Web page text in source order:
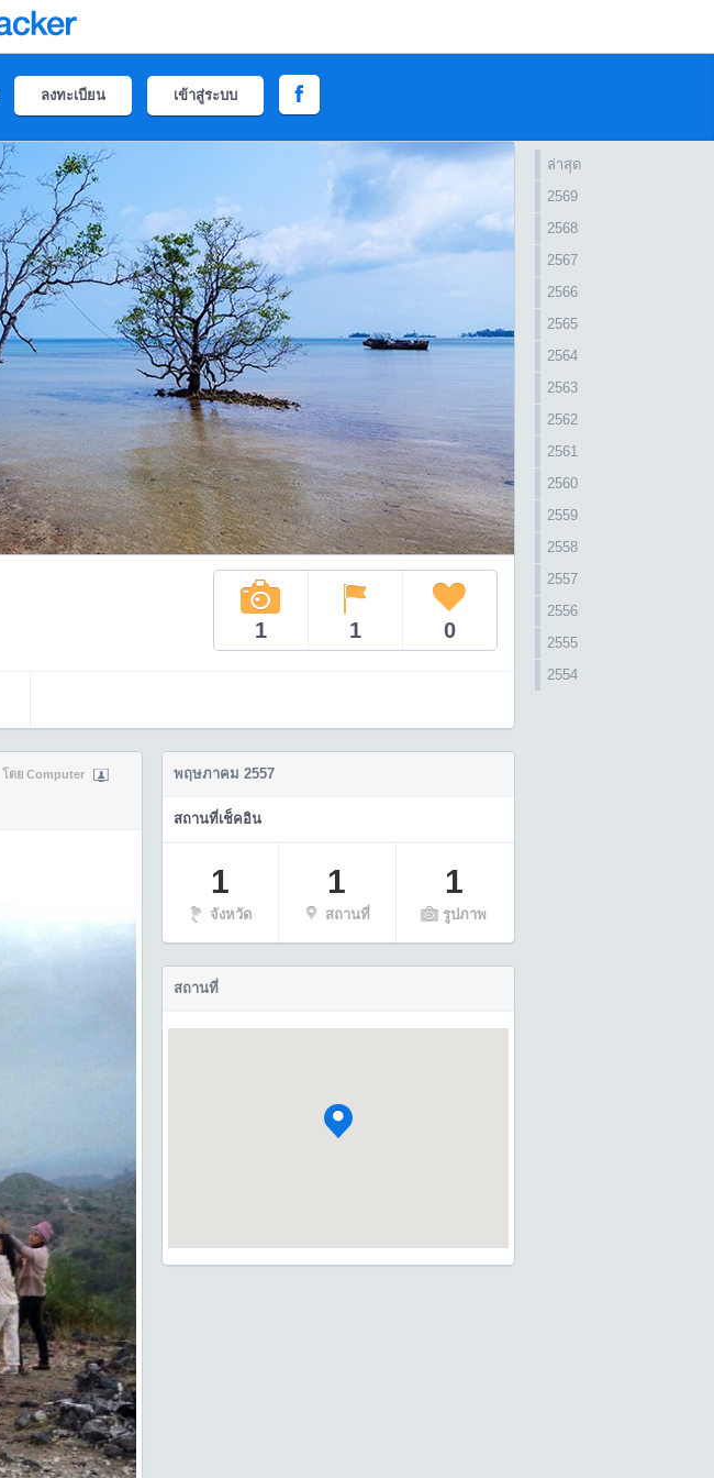
ลงทะเบียน เข้าสู่ระบบ
ล่าสุด
2569
2568
2567
2566
2565
2564
2563
2562
2561
2560
2559
2558
2557
2556
2555
2554
1 1 0
โดย Computer พฤษภาคม 2557
สถานที่เช็คอิน
1
จังหวัด
1
สถานที่
1
รูปภาพ
สถานที่